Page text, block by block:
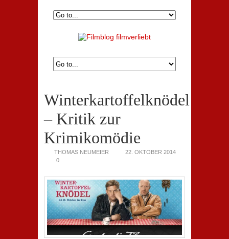
Winterkartoffelknödel
– Kritik zur
Krimikomödie
THOMAS NEUMEIER
22. OKTOBER 2014
0